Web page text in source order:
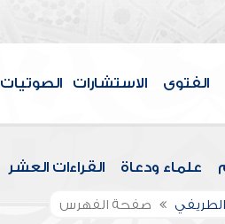
الفتوى الاستشارات الصوتيات
علماء ودعاة القراءات العشر
الطريفي صفحة الفهرس